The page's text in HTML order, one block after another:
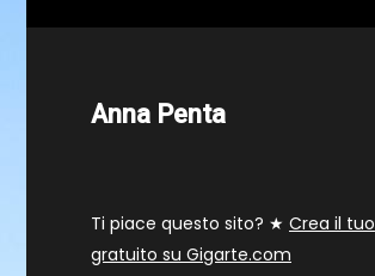
Anna Penta
Ti piace questo sito? ★ Crea il tuo
gratuito su Gigarte.com